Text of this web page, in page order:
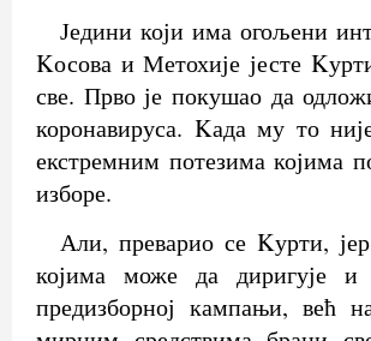
Једини који има огољени
Kосова и Метохије јесте
све. Прво је покушао да
коронавируса. Kада му то
екстремним потезима којима
изборе.
Али, преварио се Kурти,
којима може да диригује и
предизборној кампањи, већ